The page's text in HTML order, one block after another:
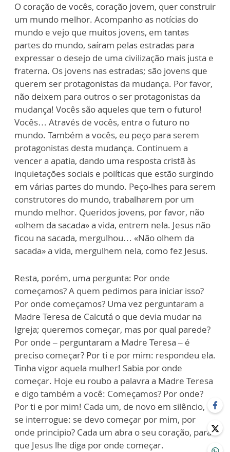
O coração de vocês, coração jovem, quer construir
um mundo melhor. Acompanho as notícias do
mundo e vejo que muitos jovens, em tantas
partes do mundo, saíram pelas estradas para
expressar o desejo de uma civilização mais justa e
fraterna. Os jovens nas estradas; são jovens que
querem ser protagonistas da mudança. Por favor,
não deixem para outros o ser protagonistas da
mudança! Vocês são aqueles que tem o futuro!
Vocês… Através de vocês, entra o futuro no
mundo. Também a vocês, eu peço para serem
protagonistas desta mudança. Continuem a
vencer a apatia, dando uma resposta cristã às
inquietações sociais e políticas que estão surgindo
em várias partes do mundo. Peço-lhes para serem
construtores do mundo, trabalharem por um
mundo melhor. Queridos jovens, por favor, não
«olhem da sacada» a vida, entrem nela. Jesus não
ficou na sacada, mergulhou… «Não olhem da
sacada» a vida, mergulhem nela, como fez Jesus.
Resta, porém, uma pergunta: Por onde
começamos? A quem pedimos para iniciar isso?
Por onde começamos? Uma vez perguntaram a
Madre Teresa de Calcutá o que devia mudar na
Igreja; queremos começar, mas por qual parede?
Por onde – perguntaram a Madre Teresa – é
preciso começar? Por ti e por mim: respondeu ela.
Tinha vigor aquela mulher! Sabia por onde
começar. Hoje eu roubo a palavra a Madre Teresa
e digo também a você: Começamos? Por onde?
Por ti e por mim! Cada um, de novo em silêncio,
se interrogue: se devo começar por mim, por
onde principio? Cada um abra o seu coração, para
que Jesus lhe diga por onde começar.